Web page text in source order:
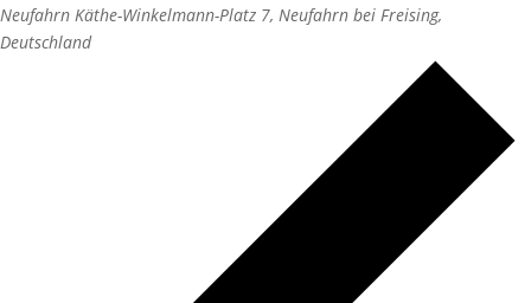
Neufahrn Käthe-Winkelmann-Platz 7, Neufahrn bei Freising,
Deutschland